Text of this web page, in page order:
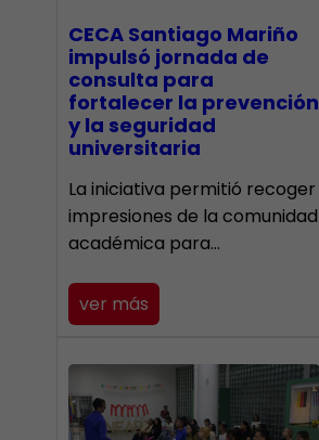
CECA Santiago Mariño
impulsó jornada de
consulta para
fortalecer la prevención
y la seguridad
universitaria
La iniciativa permitió recoger
impresiones de la comunidad
académica para…
ver más